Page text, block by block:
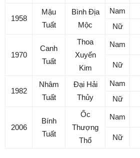
1958
Mậu
Tuất
Bình Địa
Mộc
Nam
Nữ
1970
Canh
Tuất
Thoa
Xuyến
Kim
Nam
Nữ
1982
Nhâm
Tuất
Đại Hải
Thủy
Nam
Nữ
2006
Bính
Tuất
Ốc
Thượng
Thổ
Nam
Nữ